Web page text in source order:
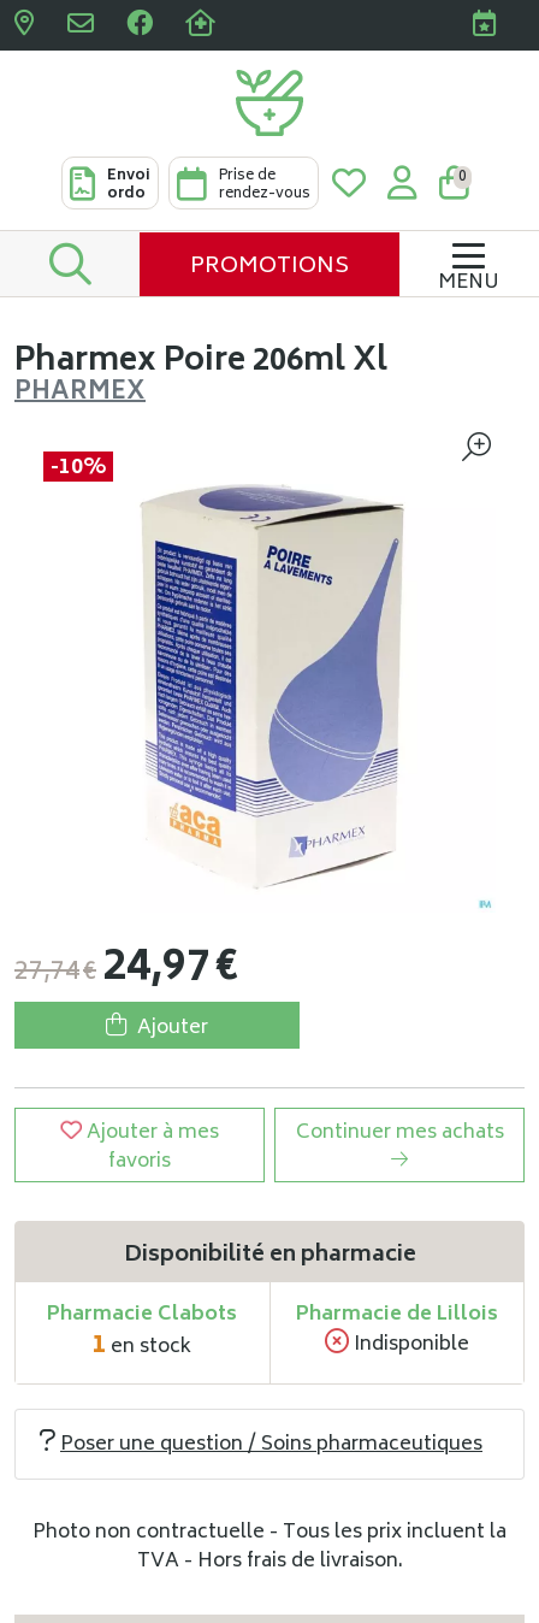
Pharmacies Clabots &
Envoi
ordo
Prise de
rendez-vous
0
PROMOTIONS MENU
Pharmex Poire 206ml Xl
PHARMEX
-10%
27,74€24,97€
Ajouter
Ajouter à mes
favoris
Continuer mes achats
Disponibilité en pharmacie
Pharmacie Clabots
1 en stock
Pharmacie de Lillois
Indisponible
Poser une question / Soins pharmaceutiques
Photo non contractuelle - Tous les prix incluent la
TVA - Hors frais de livraison.